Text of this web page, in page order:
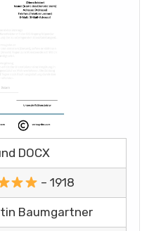
DOCX
– 1918
Baumgartner